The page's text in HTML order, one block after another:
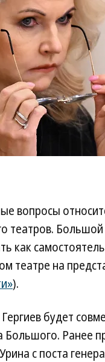
вопросы
Большой
как
театре на
).
будет
Ранее
с поста